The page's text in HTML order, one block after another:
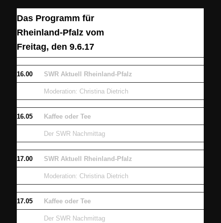
Das Programm für
Rheinland-Pfalz vom
Freitag, den 9.6.17
16.00 SWR Aktuell Rheinland-Pfalz
Moderation: Christina Dietrich
16.05 Kaffee oder Tee
Der SWR Nachmittag
17.00 SWR Aktuell Rheinland-Pfalz
Moderation: Christina Dietrich
17.05 Kaffee oder Tee
Der SWR Nachmittag